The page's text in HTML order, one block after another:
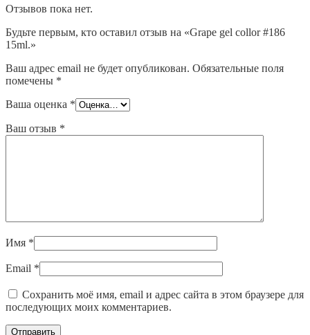
Отзывов пока нет.
Будьте первым, кто оставил отзыв на «Grape gel collor #186
15ml.»
Ваш адрес email не будет опубликован. Обязательные поля
помечены *
Ваша оценка *
Ваш отзыв *
Имя *
Email *
Сохранить моё имя, email и адрес сайта в этом браузере для
последующих моих комментариев.